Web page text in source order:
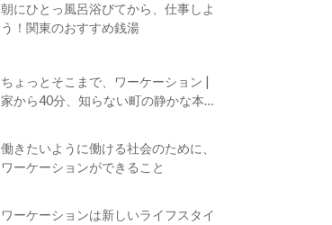
朝にひとっ風呂浴びてから、仕事しよ
う！関東のおすすめ銭湯
ちょっとそこまで、ワーケーション |
家から40分、知らない町の静かな本屋
働きたいように働ける社会のために、
ワーケーションができること
ワーケーションは新しいライフスタイ